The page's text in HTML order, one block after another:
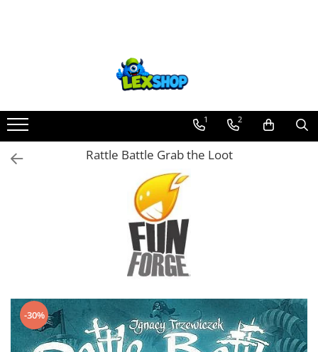
Board Games
Extensii boardgames
Card Games (jocuri cu carti)
Jocuri pentru toata familia
Party Games (jocuri de petrecere)
Jocuri cu miniaturi
Battletech
1 2
Rattle Battle Grab the Loot
-30%